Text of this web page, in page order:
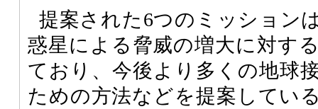
提案された6つのミッション
惑星による脅威の増大に対す
ており、今後より多くの地球
ための方法などを提案してい